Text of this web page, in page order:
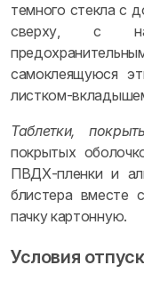
темного стекла с
сверху, с
самоклеящуюся
листком-
Таблетки,
покрытых
ПВДХ-пленки и
блистера вместе
пачку картонную.
Условия